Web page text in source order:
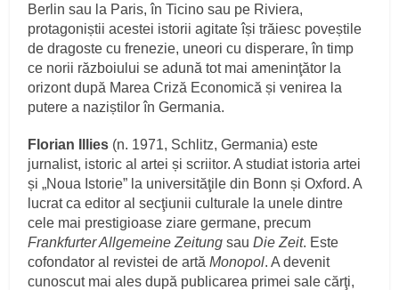
Berlin sau la Paris, în Ticino sau pe Riviera,
protagoniștii acestei istorii agitate își trăiesc poveștile
de dragoste cu frenezie, uneori cu disperare, în timp
ce norii războiului se adună tot mai ameninţător la
orizont după Marea Criză Economică și venirea la
putere a naziștilor în Germania.
Florian Illies (n. 1971, Schlitz, Germania) este
jurnalist, istoric al artei și scriitor. A studiat istoria artei
și „Noua Istorie” la universităţile din Bonn și Oxford. A
lucrat ca editor al secţiunii culturale la unele dintre
cele mai prestigioase ziare germane, precum
Frankfurter Allgemeine Zeitung sauDie Zeit. Este
cofondator al revistei de artăMonopol. A devenit
cunoscut mai ales după publicarea primei sale cărţi,